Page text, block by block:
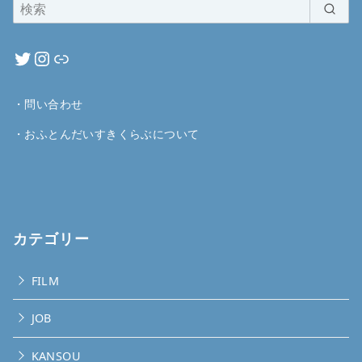
・ 問い合わせ
・ おふとんだいすきくらぶについて
カテゴリー
FILM
JOB
KANSOU